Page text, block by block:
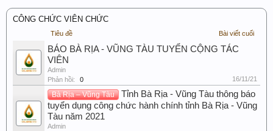
CÔNG CHỨC VIÊN CHỨC
Tiêu đề Bài viết cuối
BÁO BÀ RỊA - VŨNG TÀU TUYỂN CỘNG TÁC
VIÊN
Admin
Phản hồi:
0 16/11/21
Bà Rịa – Vũng Tàu
Tỉnh Bà Rịa - Vũng Tàu thông báo
tuyển dụng công chức hành chính tỉnh Bà Rịa - Vũng
Tàu năm 2021
Admin